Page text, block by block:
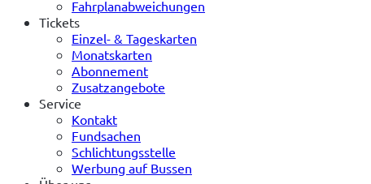
Fahrplanabweichungen
Tickets
Einzel- & Tageskarten
Monatskarten
Abonnement
Zusatzangebote
Service
Kontakt
Fundsachen
Schlichtungsstelle
Werbung auf Bussen